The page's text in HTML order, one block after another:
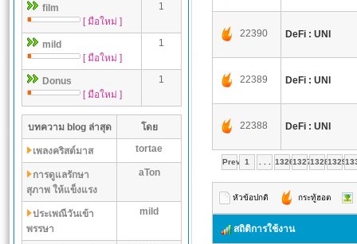
film
[ มือใหม่ ]
1
mild
[ มือใหม่ ]
1
Donus
[ มือใหม่ ]
1
บทความ blog ล่าสุด โดย
เพลงคริสต์มาส tortae
การดูแลรักษา
สุภาพ ให้แข็งแรง
aTon
ประเพณีวันเข้า
พรรษา
mild
22390 DeFi : UNI
22389 DeFi : UNI
22388 DeFi : UNI
Prev 1 1326132713281329
หัวข้อปกติ กระทู้ฮอต
สถิติการใช้งาน